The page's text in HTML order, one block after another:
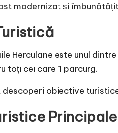
modernizat și
Herculane este unul
toți cei care îl parcurg.
obiective
Principale